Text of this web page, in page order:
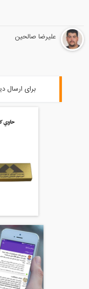
علیرضا صالحین
برای ارسال